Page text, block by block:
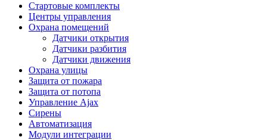
Стартовые комплекты
Центры управления
Охрана помещений
Датчики открытия
Датчики разбития
Датчики движения
Охрана улицы
Защита от пожара
Защита от потопа
Управление Ajax
Сирены
Автоматизация
Модули интеграции